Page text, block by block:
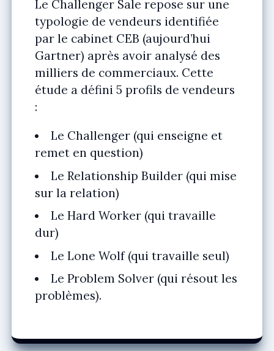
Le Challenger Sale repose sur une
typologie de vendeurs identifiée
par le cabinet CEB (aujourd’hui
Gartner) après avoir analysé des
milliers de commerciaux. Cette
étude a défini 5 profils de vendeurs
:
Le Challenger (qui enseigne et
remet en question)
Le Relationship Builder (qui mise
sur la relation)
Le Hard Worker (qui travaille
dur)
Le Lone Wolf (qui travaille seul)
Le Problem Solver (qui résout les
problèmes).